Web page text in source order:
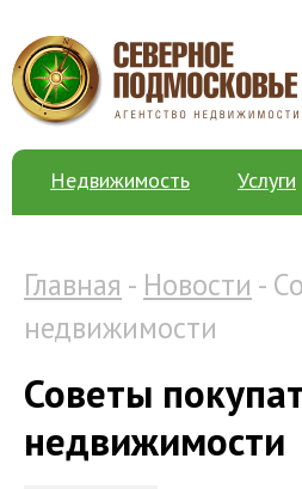
Недвижимость Услуги
Главная - Новости -
недвижимости
Советы
недвижимости